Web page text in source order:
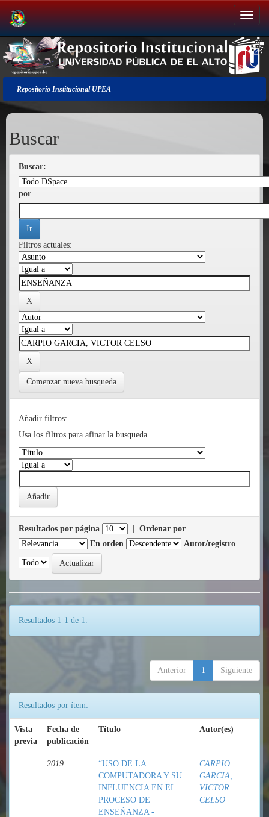
Salir
de
la
navegación
Repositorio Institucional UPEA
Buscar
Buscar:
por
Filtros actuales:
Comenzar nueva busqueda
Añadir filtros:
Usa los filtros para afinar la busqueda.
Resultados por página
Ordenar por
En orden
Autor/registro
Resultados 1-1 de 1.
Anterior 1 Siguiente
Resultados por ítem:
Vista
previa
Fecha de
publicación
Título Autor(es)
2019
“USO DE LA
COMPUTADORA Y SU
INFLUENCIA EN EL
PROCESO DE
ENSEÑANZA -
CARPIO
GARCIA,
VICTOR
CELSO